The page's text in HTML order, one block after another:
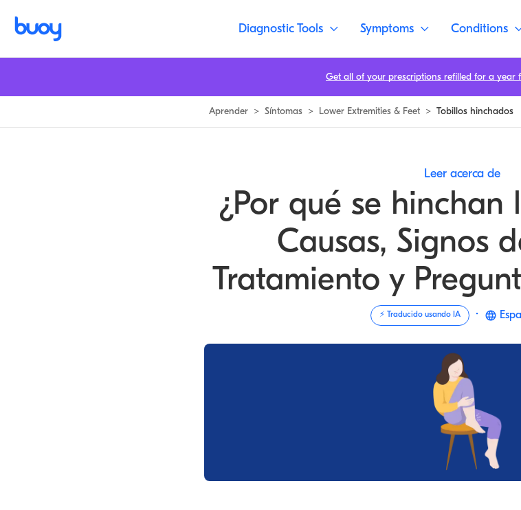
Diagnostic Tools Symptoms Conditions
Aprender > Síntomas > Lower Extremities & Feet > Tobillos hinchados
Leer acerca de
¿Por qué se hinchan
Causas, Signos
Tratamiento y
⚡️ Traducido usando IA ·
Get all of your prescriptions refilled for a year